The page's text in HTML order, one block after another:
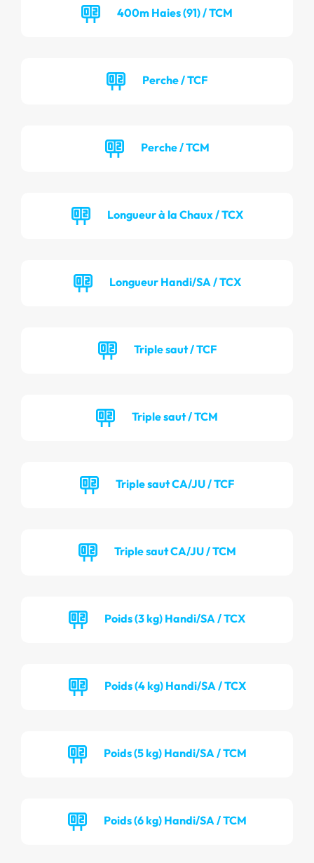
400m Haies (91) / TCM
Perche / TCF
Perche / TCM
Longueur à la Chaux / TCX
Longueur Handi/SA / TCX
Triple saut / TCF
Triple saut / TCM
Triple saut CA/JU / TCF
Triple saut CA/JU / TCM
Poids (3 kg) Handi/SA / TCX
Poids (4 kg) Handi/SA / TCX
Poids (5 kg) Handi/SA / TCM
Poids (6 kg) Handi/SA / TCM